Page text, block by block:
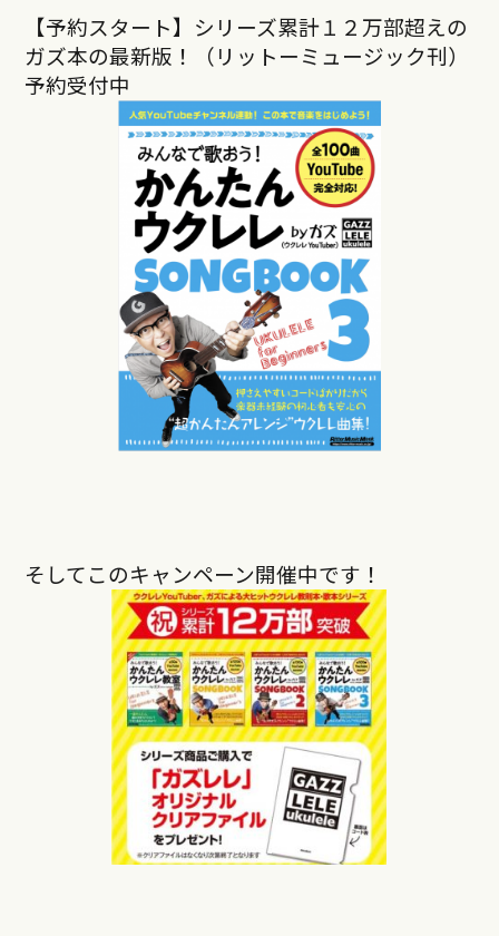
【予約スタート】シリーズ累計１２万部超えの
ガズ本の最新版！（リットーミュージック刊）
予約受付中
そしてこのキャンペーン開催中です！